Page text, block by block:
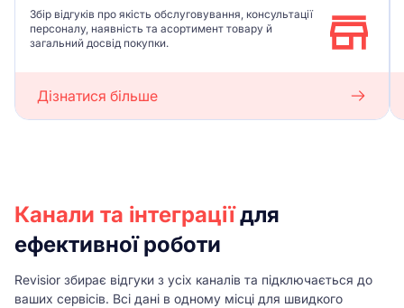
Збір відгуків про якість обслуговування, консультації
персоналу, наявність та асортимент товару й
загальний досвід покупки.
Дізнатися більше
Канали та інтеграціїдля
ефективної роботи
Revisior збирає відгуки з усіх каналів та підключається до
ваших сервісів. Всі дані в одному місці для швидкого